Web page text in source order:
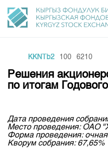
Финансовый рынок KG
Общая информация
Акционеры
Направления
Товарно-сырьевой
Нормативная база
KKNTb2 100 6210
Решения
по итогам
Дата проведения
Место проведения: ОАО
Форма проведения: очная
Кворум собрания: 67,65%